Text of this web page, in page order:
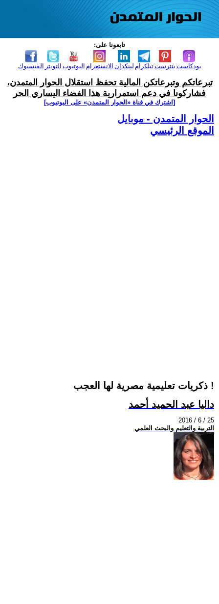
تابعونا على:
الفيسبوك التويتر اليوتيوب الانستغرام لينكدإن تيلكرامبنترست بودكاست
تبرعاتكم وتبرعاتكن المالية تحفظ استقلال الحوار المتمدن،
فشاركونا في دعم استمرارية هذا الفضاء اليساري الحر
[اشترك في قناة ‫«الحوار المتمدن» على اليوتيوب]
الحوار المتمدن - موبايل
الموقع الرئيسي
ذكريات تعليمية مصرية لها العجب !
داليا عبد الحميد أحمد
2016 / 6 / 25
التربية والتعليم والبحث العلمي